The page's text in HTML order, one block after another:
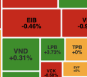
Kinh tế vĩ mô
Hồ sơ doanh
nghiệp
Xu hướng thị
trường